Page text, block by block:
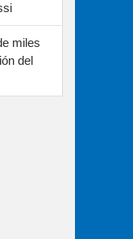
miles
del